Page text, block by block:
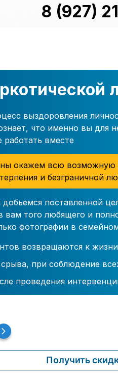
8 (927)
выздоровления
что именно вы для
работать вместе
окажем всю
и безграничной
поставленной
вам того любящего и
фотографии в
возвращаются к
срыва, при соблюдение
проведения
Получить